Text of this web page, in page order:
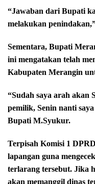
“Jawaban dari Bupati
melakukan
Sementara, Bupati
ini mengatakan telah
Kabupaten Merangin
“Sudah saya arah akan
pemilik, Senin nanti
Bupati M.Syukur.
Terpisah Komisi 1
lapangan guna
terlarang tersebut. Jika
akan memanggil dinas